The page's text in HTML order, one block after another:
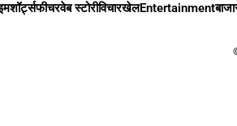
शॉर्ट्सफीचरवेब स्टोरीविचारखेलEntertainment